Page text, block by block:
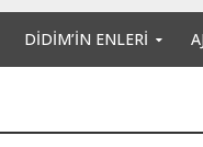
DIDIM’IN ENLERI